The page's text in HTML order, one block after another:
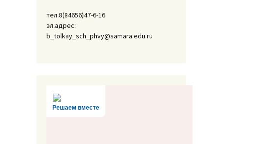
тел.8(84656)47-6-16
эл.адрес:
b_tolkay_sch_phvy@samara.edu.ru
Решаем вместе